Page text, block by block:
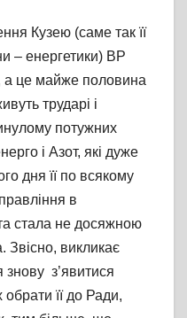
Кузею (саме так її
– енергетики) ВР
а це майже половина
трударі і
потужних
і Азот, які дуже
дня її по всякому
в
стала не досяжною
Звісно, викликає
знову з’явитися
її до Ради,